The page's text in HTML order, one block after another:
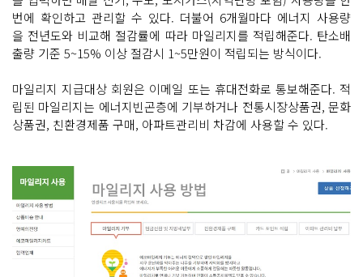
번에 확인하고 관리할 수 있다. 더불어 6개월마다 에너지 사용량
을 전년도와 비교해 절감률에 따라 마일리지를 적립해준다. 탄소배
출량 기준 5~15% 이상 절감시 1~5만원이 적립되는 방식이다.
마일리지 지급대상 회원은 이메일 또는 휴대전화로 통보해준다. 적
립된 마일리지는 에너지빈곤층에 기부하거나 전통시장상품권, 문화
상품권, 친환경제품 구매, 아파트관리비 차감에 사용할 수 있다.